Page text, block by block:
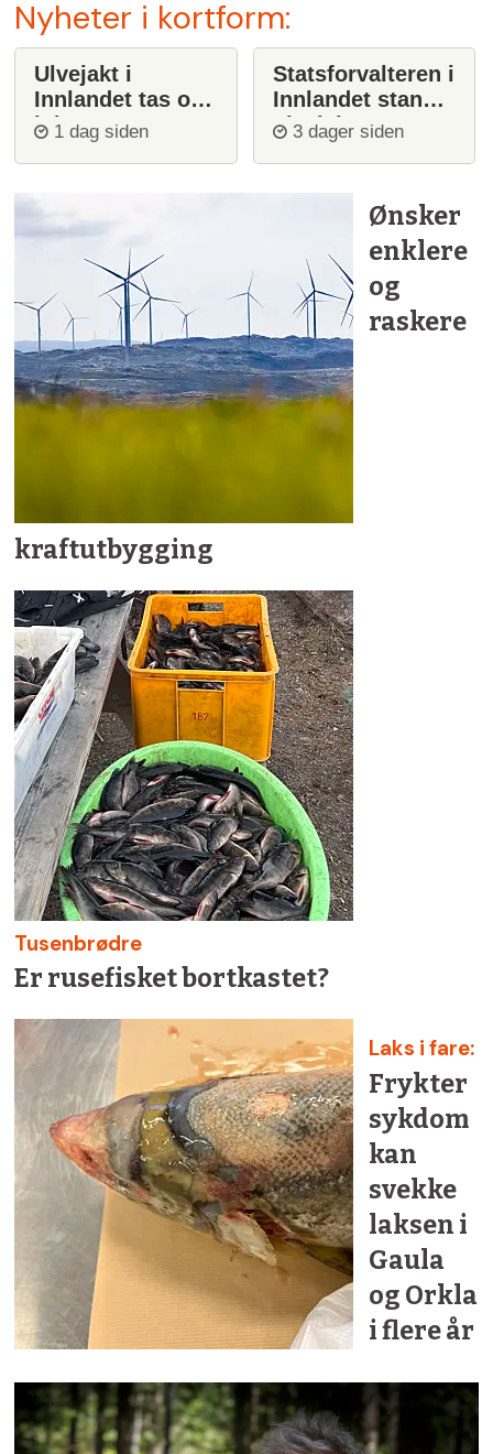
Nyheter i kortform:
Ulvejakt i
Innlandet tas opp
igjen
1 dag siden
Statsforvalteren i
Innlandet stanser
ulvejakt
3 dager siden
Ønsker
enklere
og
raskere
kraftutbygging
Tusenbrødre
Er rusefisket bortkastet?
Laks i fare:
Frykter
sykdom
kan
svekke
laksen i
Gaula
og Orkla
i flere år